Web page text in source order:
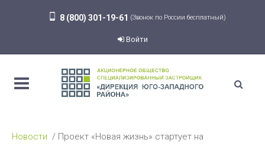
8 (800) 301-19-61 (Звонок по России бесплатный)
Войти
Новости
Проект «Новая жизнь» стартует на